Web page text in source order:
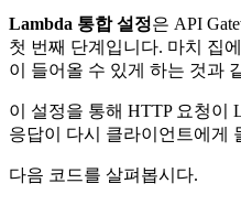
Lambda 통합 설정은 API
첫 번째 단계입니다. 마치 집
이 들어올 수 있게 하는 것과
이 설정을 통해 HTTP 요청이
응답이 다시 클라이언트에게
다음 코드를 살펴봅시다.